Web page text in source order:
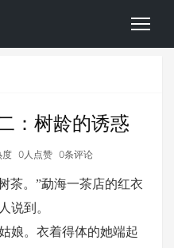
：树龄的诱惑
度 0人点赞 0条评论
茶。”勐海一茶店的红衣
说到。
娘。衣着得体的她端起